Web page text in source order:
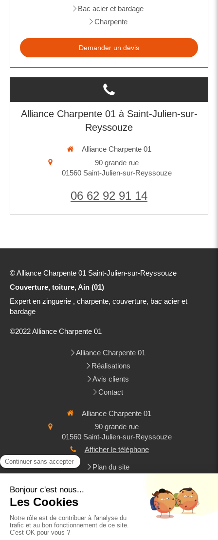
Bac acier et bardage
Charpente
Demander un devis
Alliance Charpente 01 à Saint-Julien-sur-
Reyssouze
Alliance Charpente 01
90 grande rue
01560 Saint-Julien-sur-Reyssouze
06 62 92 91 14
© Alliance Charpente 01 Saint-Julien-sur-Reyssouze
Couverture, toiture, Ain (01)
Expert en zinguerie , charpente, couverture, bac acier et
bardage
©2022 Alliance Charpente 01
Alliance Charpente 01
Réalisations
Avis clients
Contact
Alliance Charpente 01
90 grande rue
01560 Saint-Julien-sur-Reyssouze
Afficher le téléphone
Plan du site
Couverture, zinguerie , bac acier et bardage, charpente
Demander un devis